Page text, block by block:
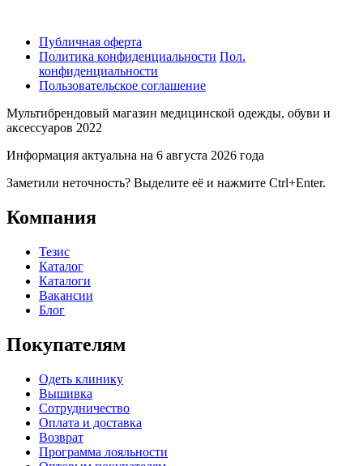
Публичная оферта
Политика конфиденциальности Пол.
конфиденциальности
Пользовательское соглашение
Мультибрендовый магазин медицинской одежды, обуви и
аксессуаров 2022
Информация актуальна на 6 августа 2026 года
Заметили неточность? Выделите её и нажмите Ctrl+Enter.
Компания
Тезис
Каталог
Каталоги
Вакансии
Блог
Покупателям
Одеть клинику
Вышивка
Сотрудничество
Оплата и доставка
Возврат
Программа лояльности